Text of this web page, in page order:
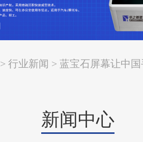
>行业新闻 > 蓝宝石屏幕让中
新闻中心